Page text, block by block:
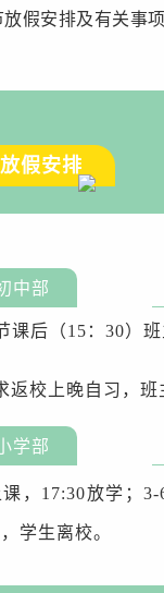
假安排及有关事
假安排
中部
课后（15：30）
校上晚自习，班
学部
，17:30放学；3-
学生离校。